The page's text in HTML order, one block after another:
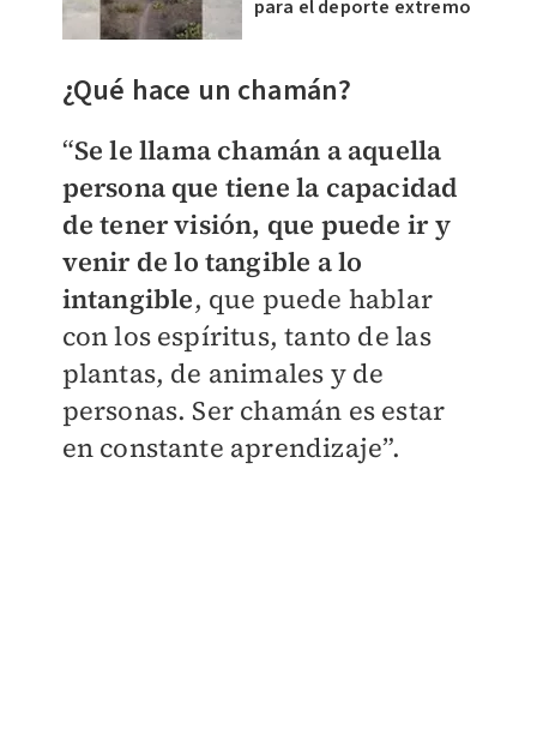
para el deporte extremo
¿Qué hace un chamán?
“Se le llama chamán a aquella
persona que tiene la capacidad
de tener visión, que puede ir y
venir de lo tangible a lo
intangible, que puede hablar
con los espíritus, tanto de las
plantas, de animales y de
personas. Ser chamán es estar
en constante aprendizaje”.